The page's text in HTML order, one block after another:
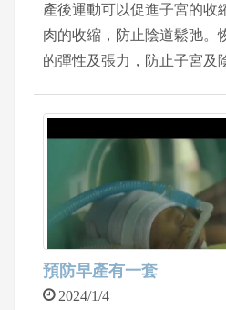
產後運動可以促進子宮的收
肉的收縮，防止陰道鬆弛。
的彈性及張力，防止子宮及
預防早產有一套
2024/1/4